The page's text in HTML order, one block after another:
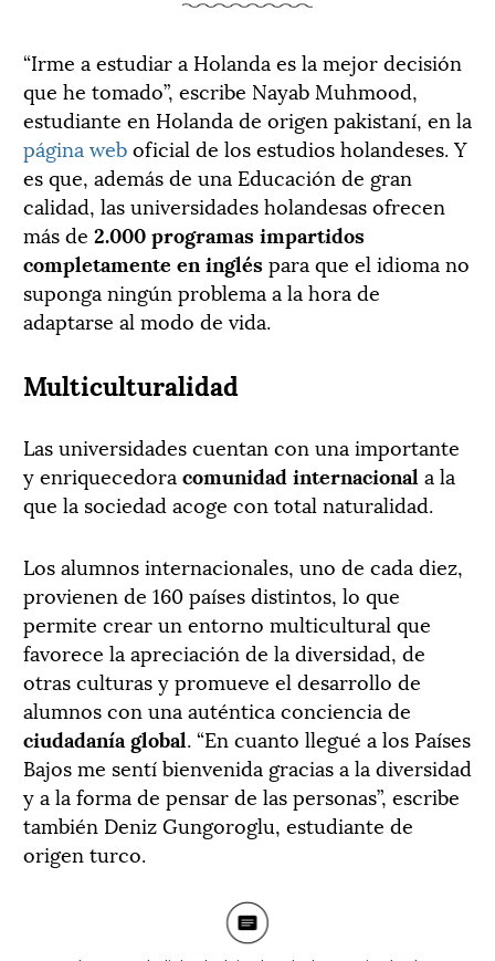
“Irme a estudiar a Holanda es la mejor decisión
que he tomado”, escribe Nayab Muhmood,
estudiante en Holanda de origen pakistaní, en la
página weboficial de los estudios holandeses. Y
es que, además de una Educación de gran
calidad, las universidades holandesas ofrecen
más de 2.000 programas impartidos
completamente en ingléspara que el idioma no
suponga ningún problema a la hora de
adaptarse al modo de vida.
Multiculturalidad
Las universidades cuentan con una importante
y enriquecedora comunidad internacional a la
que la sociedad acoge con total naturalidad.
Los alumnos internacionales, uno de cada diez,
provienen de 160 países distintos, lo que
permite crear un entorno multicultural que
favorece la apreciación de la diversidad, de
otras culturas y promueve el desarrollo de
alumnos con una auténtica conciencia de
ciudadanía global. “En cuanto llegué a los Países
Bajos me sentí bienvenida gracias a la diversidad
y a la forma de pensar de las personas”, escribe
también Deniz Gungoroglu, estudiante de
origen turco.